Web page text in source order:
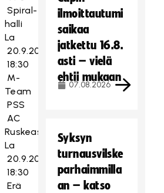
Spiral-
halli
La
20.9.2014
18:30
M-
Team
PSS
AC
Ruskeasuo
La
20.9.2014
18:30
Erä
ilmoittautumi
saikaa
jatkettu 16.8.
asti – vielä
ehtii mukaan
07.08.2026
Syksyn
turnausvilske
parhaimmilla
an – katso